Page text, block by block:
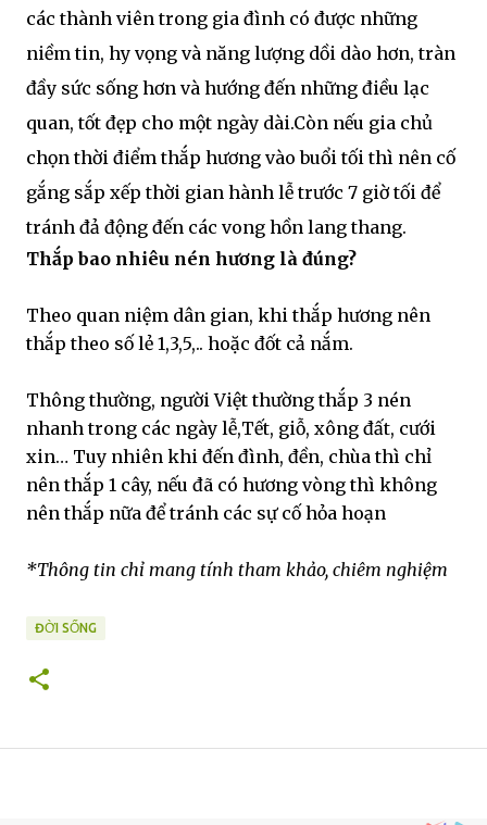
các thành viên trong gia đình có được những
niềm tin, hy vọng và năng lượng dồi dào hơn, tràn
đầy sức sống hơn và hướng đến những điều lạc
quan, tốt đẹp cho một ngày dài.Còn nếu gia chủ
chọn thời điểm thắp hương vào buổi tối thì nên cố
gắng sắp xếp thời gian hành lễ trước 7 giờ tối để
tránh đả động đến các vong hồn lang thang.
Thắp bao nhiêu nén hương là đúng?
Theo quan niệm dân gian, khi thắp hương nên
thắp theo số lẻ 1,3,5,.. hoặc đốt cả nắm.
Thông thường, người Việt thường thắp 3 nén
nhanh trong các ngày lễ,Tết, giỗ, xông đất, cưới
xin… Tuy nhiên khi đến đình, đền, chùa thì chỉ
nên thắp 1 cây, nếu đã có hương vòng thì không
nên thắp nữa để tránh các sự cố hỏa hoạn
*Thông tin chỉ mang tính tham khảo, chiêm nghiệm
ĐỜI SỐNG